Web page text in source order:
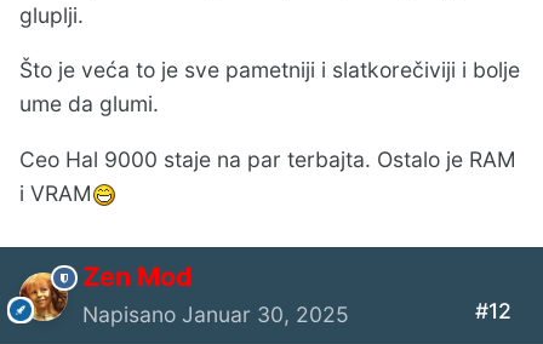
gluplji.
Što je veća to je sve pametniji i slatkorečiviji i bolje
ume da glumi.
Ceo Hal 9000 staje na par terbajta. Ostalo je RAM
i VRAM
Zen Mod
Napisano Januar 30, 2025 #12